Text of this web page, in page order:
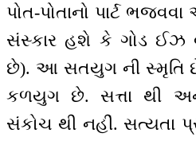
પોત-પોતાનો પાર્ટ
સંસ્કાર હશે કે ગોડ
છે). આ સતયુગ ની સ્મૃતિ
કળયુગ છે. સત્તા થી
સંકોચ થી નહીં. સત્યતા